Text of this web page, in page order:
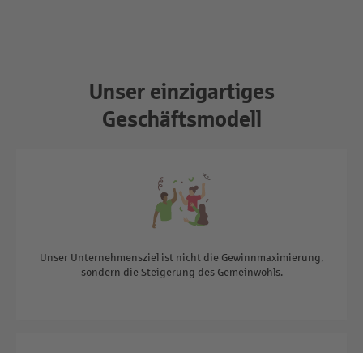
Unser einzigartiges
Geschäftsmodell
Unser Unternehmensziel ist nicht die Gewinnmaximierung,
sondern die Steigerung des Gemeinwohls.